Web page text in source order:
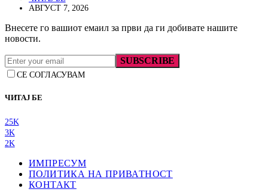
АВГУСТ 7, 2026
Внесете го вашиот емаил за први да ги добивате нашите
новости.
SUBSCRIBE
СЕ СОГЛАСУВАМ
ЧИТАЈ БЕ
25K
3K
2K
ИМПРЕСУМ
ПОЛИТИКА НА ПРИВАТНОСТ
КОНТАКТ